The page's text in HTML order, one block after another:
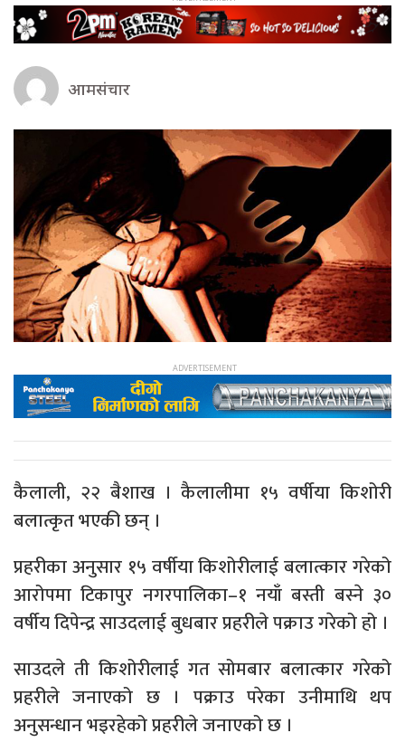
आमसंचार
कैलाली, २२ बैशाख । कैलालीमा १५ वर्षीया किशोरी
बलात्कृत भएकी छन् ।
प्रहरीका अनुसार १५ वर्षीया किशोरीलाई बलात्कार गरेको
आरोपमा टिकापुर नगरपालिका–१ नयाँ बस्ती बस्ने ३०
वर्षीय दिपेन्द्र साउदलाई बुधबार प्रहरीले पक्राउ गरेको हो ।
साउदले ती किशोरीलाई गत सोमबार बलात्कार गरेको
प्रहरीले जनाएको छ । पक्राउ परेका उनीमाथि थप
अनुसन्धान भइरहेको प्रहरीले जनाएको छ ।